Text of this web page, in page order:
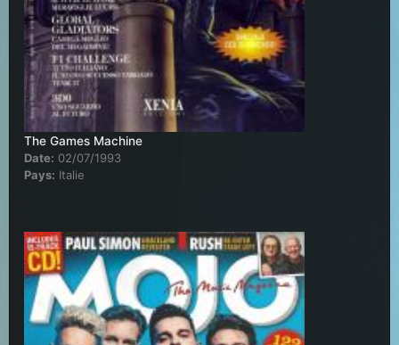
The Games Machine
Date: 02/07/1993
Pays: Italie